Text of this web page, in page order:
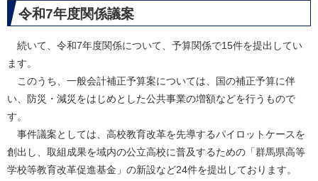
令和7年度関係議案
続いて、令和7年度関係について、予算関係で15件を提出してい
ます。
このうち、一般会計補正予算案については、国の補正予算に伴
い、防災・減災をはじめとした公共事業の増額などを行うもので
す。
事件議案としては、高校教育改革を先導するパイロットケースを
創出し、取組成果を域内の公立高校に普及するための「群馬県高等
学校等教育改革促進基金」の新設など24件を提出しております。